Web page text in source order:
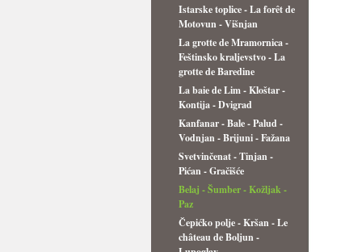
Istarske toplice - La forêt de
Motovun - Višnjan
La grotte de Mramornica -
Feštinsko kraljevstvo - La
grotte de Baredine
La baie de Lim - Kloštar -
Kontija - Dvigrad
Kanfanar - Bale - Palud -
Vodnjan - Brijuni - Fažana
Svetvinčenat - Tinjan -
Pićan - Gračišće
Belaj - Šumber - Kožljak -
Paz
Čepićko polje - Kršan - Le
château de Boljun -